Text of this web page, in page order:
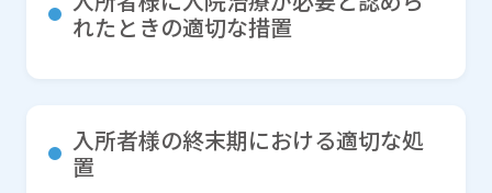
れたときの適切な措置
入所者様の終末期における適切な処
置